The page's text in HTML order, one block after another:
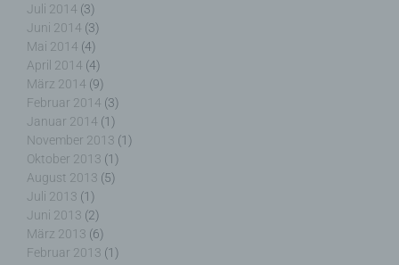
Juli 2014 (3)
Juni 2014 (3)
Mai 2014 (4)
April 2014 (4)
März 2014 (9)
Februar 2014 (3)
Januar 2014 (1)
November 2013 (1)
Oktober 2013 (1)
August 2013 (5)
Juli 2013 (1)
Juni 2013 (2)
März 2013 (6)
Februar 2013 (1)
Bei der Nutzung dieser allgemeinen Daten und
Informationen ziehen wird keine Rückschlüsse auf
die betroffene Person. Diese Informationen werden
vielmehr benötigt, um (1) die Inhalte unserer
Internetseite korrekt auszuliefern, (2) die Inhalte
unserer Internetseite sowie die Werbung für diese
zu optimieren, (3) die dauerhafte
Funktionsfähigkeit unserer
informationstechnologischen Systeme und der
Technik unserer Internetseite zu gewährleisten
sowie (4) um Strafverfolgungsbehörden im Falle
eines Cyberangriffes die zur Strafverfolgung
notwendigen Informationen bereitzustellen. Diese
anonym erhobenen Daten und Informationen